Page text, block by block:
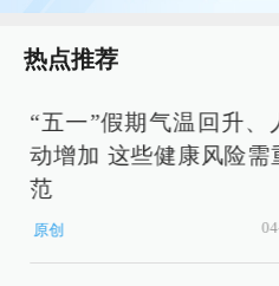
热点推荐
“五一”假期气温回升、
动增加 这些健康风险需
范
原创